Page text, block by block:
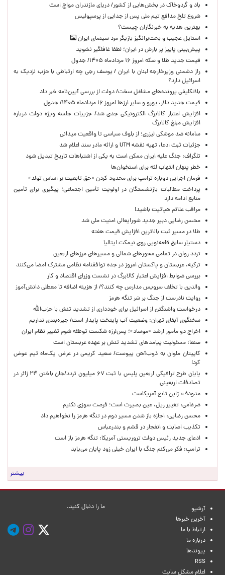
باد و گردوخاک در بخش‌هایی از کشور/ دریای مازندران مواج است
شروع تلخ مدافع تیم ملی پس از جدایی از پرسپولیس
بهترین هدیه به خبرنگاران چیست؟
استایل عجیب و بحث‌برانگیز بازیگر مرد سینمای ایران
پیش‌بینی پاییز پر بارش در ایران؛ لطفا غافلگیر نشوید
قیمت جدید طلا و سکه امروز ۱۶ مردادماه ۱۴۰۵/ جدول
راز دشمنی وزیرخارجه لبنان با ایران / یوسف رجی چه ارتباطی با حزب نزدیک به
اسرائیل دارد؟
بلاتکلیفی پرونده‌های مشاغل سخت/ دولت از بررسی آیین‌نامه خبر داد
قیمت جدید دلار، یورو و سایر ارزها امروز ۱۶ مردادماه ۱۴۰۵/ جدول
افزایش اعتبار کالابرگ الکترونیکی جدی شد/ جزییات جلسه ویژه دولت درباره
افزایش مبلغ کالابرگ
سامانه ضد موشکی لیزری؛ از بلوف سیاسی تا واقعیت میدانی
جزئیات ثبت ادعا، تهیه نقشه UTM و ارائه مادر سند اعلام شد
تلگراف: جنگ علیه ایران ممکن است به یکی از اشتباهات تاریخ تبدیل شود
خطر پنهان التهاب لثه برای استخوان‌ها
فرمان اجرایی دوباره ترامپ برای محدود کردن «حق تابعیت بر اساس تولد»
پرداخت مطالبات بازنشستگان در اولویت تأمین اجتماعی؛ پیگیری برای تأمین
منابع ادامه دارد
مراقب علائم هپاتیت باشید!
محسن رضایی دبیر جدید شورایعالی امنیت ملی شد
طلا در مسیر ثبت بالاترین افزایش قیمت هفته
دستیار سابق قلعه‌نویی روی نیمکت ایتالیا
تردد روان در تمامی محورهای شمالی و مسیرهای مرزهای اربعین
ترکیه، عربستان و پاکستان امروز در جده توافقنامه نظامی مشترک امضا می‌کنند
بررسی ضوابط افزایش اعتبار کالابرگ در نشست وزرای اقتصاد و کار
والدین با تخلف سرویس مدارس چه کنند؟/ از هزینه اضافه تا معطلی دانش‌آموز
روایت نادرست از جنگ بر سَر تنگه هرمز
درخواست واشنگتن از اسرائیل برای خودداری از تشدید تنش با حزب‌الله
سخنگوی آبفای تهران: وضعیت آب پایتخت پایدار است/ جیره‌بندی نداریم
اخراج دو مأمور ارشد «موساد»؛ پس‌لرزه شکست توطئه شوم تغییر نظام ایران
صنعا: مسئولیت پیامدهای تشدید تنش بر عهده عربستان است
کاپیتان ملوان به ذوب‌آهن پیوست/ سعید کریمی در عرض یک‌ماه تیم عوض
کرد!
پایان طرح ترافیکی اربعین پلیس با ثبت ۶۷ میلیون تردد/جان باختن ۲۴ زائر در
تصادفات اربعینی
مدودف: ژاپن تابع آمریکاست
ضرغامی: تغییر ریل، عین بصیرت است؛ فرصت سوزی نکنیم
محسن رضایی: اجازه باز شدن مسیر دوم در تنگه هرمز را نخواهیم داد
تکذیب اصابت و انفجار در قشم و بندرعباس
ادعای جدید رئیس دولت تروریستی آمریکا: تنگه هرمز باز است
ترامپ: فکر می‌کنم جنگ با ایران خیلی زود پایان می‌یابد
بیشتر
آرشیو
آخرین خبرها
ارتباط با ما
درباره ما
پیوندها
RSS
اعلام مشکل سایت
ما را دنبال کنید.